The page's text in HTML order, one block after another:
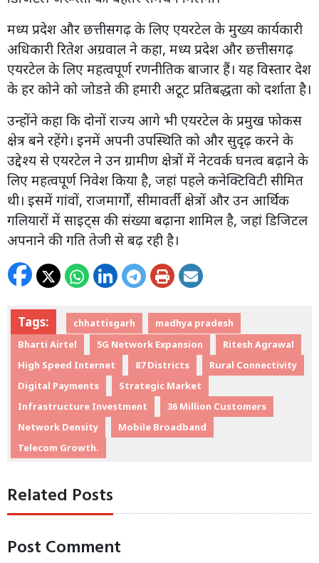
मध्य प्रदेश और छत्तीसगढ़ के लिए एयरटेल के मुख्य कार्यकारी
अधिकारी रितेश अग्रवाल ने कहा, मध्य प्रदेश और छत्तीसगढ़
एयरटेल के लिए महत्वपूर्ण रणनीतिक बाजार हैं। यह विस्तार देश
के हर कोने को जोडऩे की हमारी अटूट प्रतिबद्धता को दर्शाता है।
उन्होंने कहा कि दोनों राज्य आगे भी एयरटेल के प्रमुख फोकस
क्षेत्र बने रहेंगे। इनमें अपनी उपस्थिति को और सुदृढ़ करने के
उद्देश्य से एयरटेल ने उन ग्रामीण क्षेत्रों में नेटवर्क घनत्व बढ़ाने के
लिए महत्वपूर्ण निवेश किया है, जहां पहले कनेक्टिविटी सीमित
थी। इसमें गांवों, राजमार्गों, सीमावर्ती क्षेत्रों और उन आर्थिक
गलियारों में साइट्स की संख्या बढ़ाना शामिल है, जहां डिजिटल
अपनाने की गति तेजी से बढ़ रही है।
Tags: chhattisgarh
madhya pradesh
Bharti Airtel
5G Network Expansion
Ritesh Agrawal
High Speed Internet
87 Districts
Rural Connectivity
Digital Payments
Strategic Market
Infrastructure Investment
36 Million Customers
Network Density
Mobile Broadband
Telecom Growth.
Related Posts
Post Comment